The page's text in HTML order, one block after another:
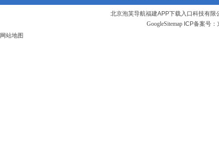
北京泡芙导航福建APP下载入口科技有限
GoogleSitemap ICP备案号：
网站地图